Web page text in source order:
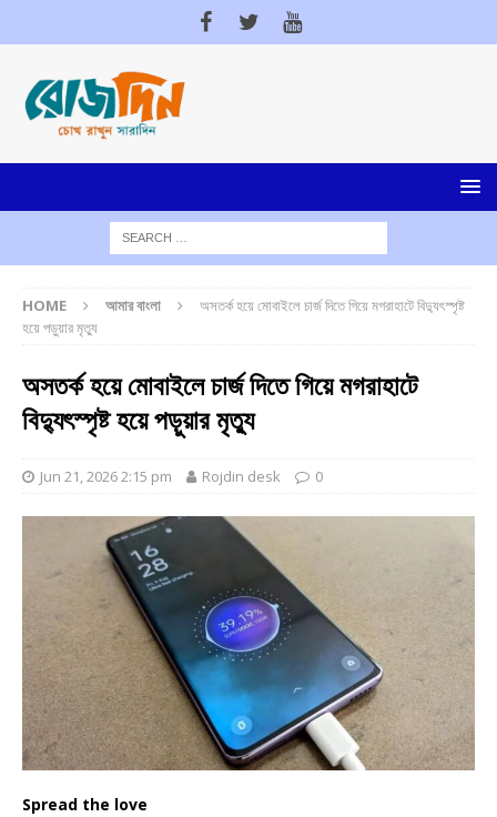
HOME আমার বাংলা
অসতর্ক হয়ে মোবাইলে চার্জ দিতে গিয়ে মগরাহাটে বিদ্যুৎস্পৃষ্ট
হয়ে পড়ুয়ার মৃত্যু
অসতর্ক হয়ে মোবাইলে চার্জ দিতে গিয়ে মগরাহাটে
বিদ্যুৎস্পৃষ্ট হয়ে পড়ুয়ার মৃত্যু
Jun 21, 2026 2:15 pm Rojdin desk 0
Spread the love